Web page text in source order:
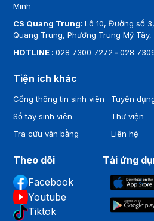
Minh
CS Quang Trung:Lô 10, Đường số
Quang Trung, Phường Trung Mỹ Tây,
HOTLINE :028 7300 7272 -028
Tiện ích khác
Cổng thông tin sinh viên
Sổ tay sinh viên
Tra cứu văn bằng
Tuyển
Thư viện
Liên hệ
Theo dõi
Facebook
Youtube
Tiktok
Tải ứng